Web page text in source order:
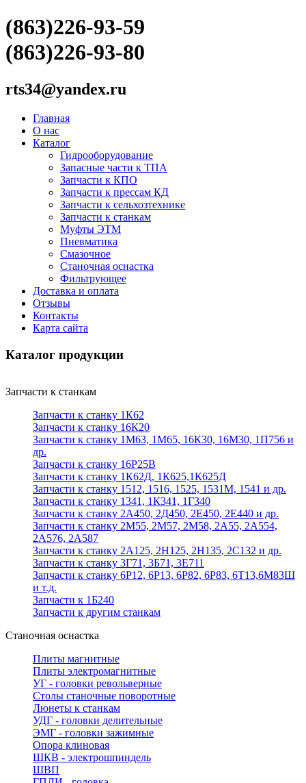
(863)226-93-59
(863)226-93-80
rts34@yandex.ru
Главная
О нас
Каталог
Гидрооборудование
Запасные части к ТПА
Запчасти к КПО
Запчасти к прессам КД
Запчасти к сельхозтехнике
Запчасти к станкам
Муфты ЭТМ
Пневматика
Смазочное
Станочная оснастка
Фильтрующее
Доставка и оплата
Отзывы
Контакты
Карта сайта
Каталог продукции
Запчасти к станкам
Запчасти к станку 1К62
Запчасти к станку 16К20
Запчасти к станку 1М63, 1М65, 16К30, 16М30, 1П756 и
др.
Запчасти к станку 16Р25В
Запчасти к станку 1К62Д, 1К625,1К625Д
Запчасти к станку 1512, 1516, 1525, 1531М, 1541 и др.
Запчасти к станку 1341, 1К341, 1Г340
Запчасти к станку 2А450, 2Д450, 2Е450, 2Е440 и др.
Запчасти к станку 2М55, 2М57, 2М58, 2А55, 2А554,
2А576, 2А587
Запчасти к станку 2А125, 2Н125, 2Н135, 2С132 и др.
Запчасти к станку 3Г71, 3Б71, 3Е711
Запчасти к станку 6Р12, 6Р13, 6Р82, 6Р83, 6Т13,6М83Ш
и т.д.
Запчасти к 1Б240
Запчасти к другим станкам
Станочная оснастка
Плиты магнитные
Плиты электромагнитные
УГ - головки револьверные
Столы станочные поворотные
Люнеты к станкам
УДГ - головки делительные
ЭМГ - головки зажимные
Опора клиновая
ШКВ - электрошпиндель
ШВП